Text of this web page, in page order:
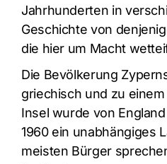
Jahrhunderten in
Geschichte von
die hier um Macht
Die Bevölkerung
griechisch und zu
Insel wurde von
1960 ein unabhängiges
meisten Bürger